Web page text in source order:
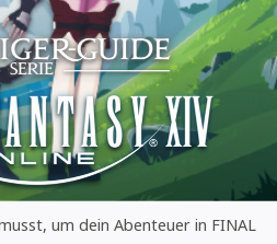
um dein Abenteuer in FINAL